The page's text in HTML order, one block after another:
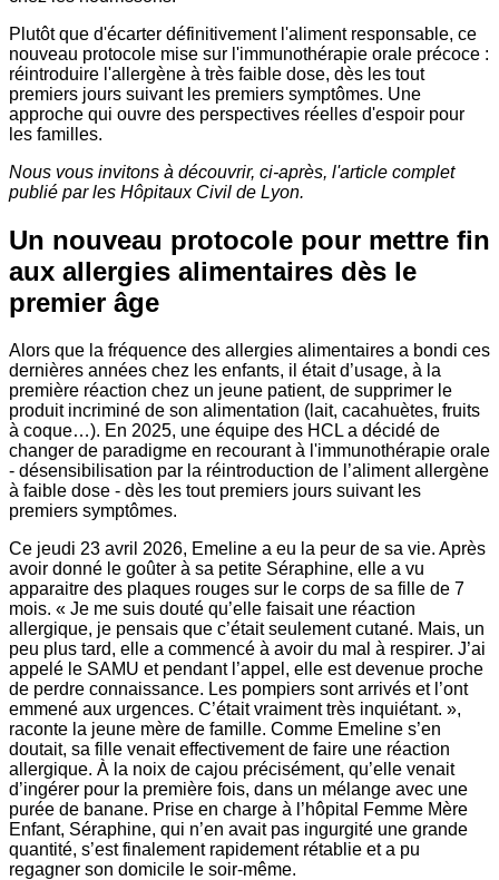
Plutôt que d'écarter définitivement l'aliment responsable, ce
nouveau protocole mise sur l'immunothérapie orale précoce :
réintroduire l'allergène à très faible dose, dès les tout
premiers jours suivant les premiers symptômes. Une
approche qui ouvre des perspectives réelles d'espoir pour
les familles.
Nous vous invitons à découvrir, ci-après, l'article complet
publié par les Hôpitaux Civil de Lyon.
Un nouveau protocole pour mettre fin
aux allergies alimentaires dès le
premier âge
Alors que la fréquence des allergies alimentaires a bondi ces
dernières années chez les enfants, il était d’usage, à la
première réaction chez un jeune patient, de supprimer le
produit incriminé de son alimentation (lait, cacahuètes, fruits
à coque…). En 2025, une équipe des HCL a décidé de
changer de paradigme en recourant à l'immunothérapie orale
- désensibilisation par la réintroduction de l’aliment allergène
à faible dose - dès les tout premiers jours suivant les
premiers symptômes.
Ce jeudi 23 avril 2026, Emeline a eu la peur de sa vie. Après
avoir donné le goûter à sa petite Séraphine, elle a vu
apparaitre des plaques rouges sur le corps de sa fille de 7
mois. « Je me suis douté qu’elle faisait une réaction
allergique, je pensais que c’était seulement cutané. Mais, un
peu plus tard, elle a commencé à avoir du mal à respirer. J’ai
appelé le SAMU et pendant l’appel, elle est devenue proche
de perdre connaissance. Les pompiers sont arrivés et l’ont
emmené aux urgences. C’était vraiment très inquiétant. »,
raconte la jeune mère de famille. Comme Emeline s’en
doutait, sa fille venait effectivement de faire une réaction
allergique. À la noix de cajou précisément, qu’elle venait
d’ingérer pour la première fois, dans un mélange avec une
purée de banane. Prise en charge à l’hôpital Femme Mère
Enfant, Séraphine, qui n’en avait pas ingurgité une grande
quantité, s’est finalement rapidement rétablie et a pu
regagner son domicile le soir-même.